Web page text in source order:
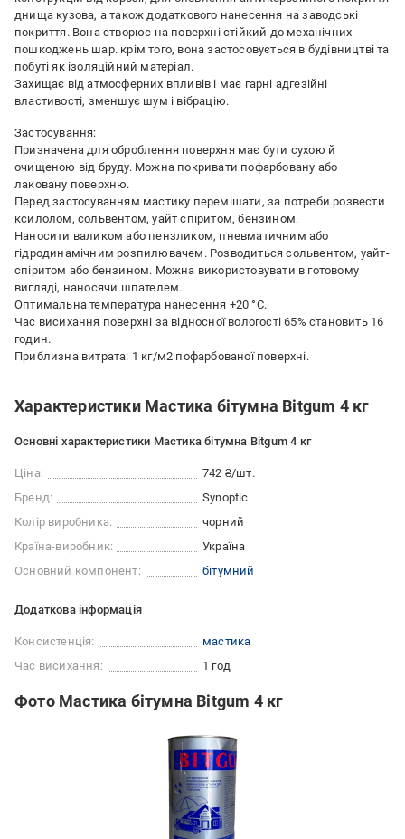
днища кузова, а також додаткового нанесення на заводські
покриття. Вона створює на поверхні стійкий до механічних
пошкоджень шар. крім того, вона застосовується в будівництві та
побуті як ізоляційний матеріал.
Захищає від атмосферних впливів і має гарні адгезійні
властивості, зменшує шум і вібрацію.
Застосування:
Призначена для оброблення поверхня має бути сухою й
очищеною від бруду. Можна покривати пофарбовану або
лаковану поверхню.
Перед застосуванням мастику перемішати, за потреби розвести
ксилолом, сольвентом, уайт спіритом, бензином.
Наносити валиком або пензликом, пневматичним або
гідродинамічним розпилювачем. Розводиться сольвентом, уайт-
спіритом або бензином. Можна використовувати в готовому
вигляді, наносячи шпателем.
Оптимальна температура нанесення +20 °C.
Час висихання поверхні за відносної вологості 65% становить 16
годин.
Приблизна витрата: 1 кг/м2 пофарбованої поверхні.
Характеристики Мастика бітумна Bitgum 4 кг
Основні характеристики Мастика бітумна Bitgum 4 кг
Ціна:
742 ₴/шт.
Бренд:
Synoptic
Колір виробника:
чорний
Країна-виробник:
Україна
Основний компонент:
бітумний
Додаткова інформація
Консистенція:
мастика
Час висихання:
1 год
Фото Мастика бітумна Bitgum 4 кг